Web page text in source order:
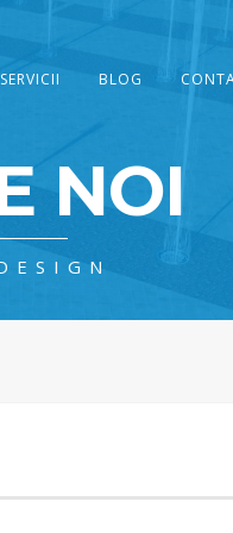
SERVICII BLOG
NOI